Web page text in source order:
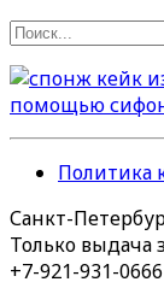
Политика
Санкт-
Только выдача
+7-921-931-0666